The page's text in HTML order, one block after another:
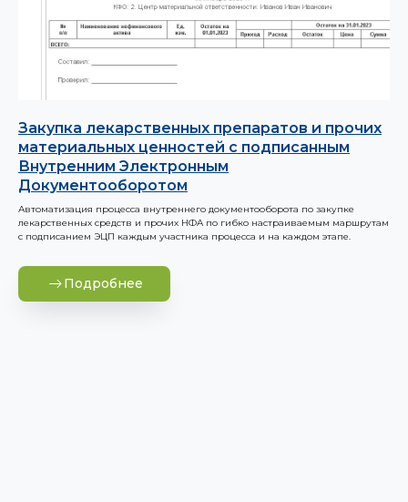
Закупка лекарственных препаратов и прочих
материальных ценностей с подписанным
Внутренним Электронным
Документооборотом
Автоматизация процесса внутреннего документооборота по закупке
лекарственных средств и прочих НФА по гибко настраиваемым маршрутам
с подписанием ЭЦП каждым участника процесса и на каждом этапе.
Подробнее